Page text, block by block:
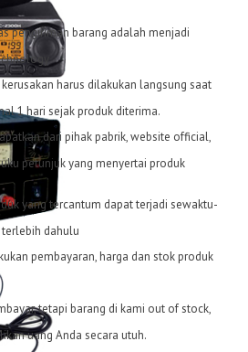
pengiriman barang adalah menjadi
harus dilakukan langsung saat
1 hari sejak produk diterima.
dari pihak pabrik, website official,
petunjuk yang menyertai produk
yang tercantum dapat terjadi sewaktu-
dahulu
pembayaran, harga dan stok produk
tetapi barang di kami out of stock,
uang Anda secara utuh.